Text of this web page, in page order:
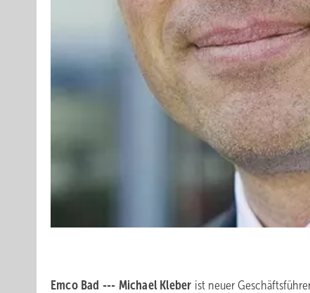
Emco Bad --- Michael Kleber ist neuer